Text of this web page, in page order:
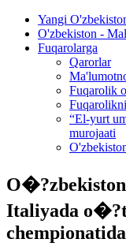
Yangi
O'zbekiston -
Fuqarolarga
Qarorlar
Fuqarolik
“El-yurt
murojaati
Italiyada